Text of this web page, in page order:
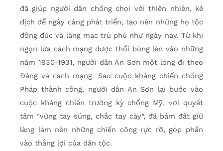
đã giúp người dân chống chọi với thiên nhiên, kẻ
địch để ngày càng phát triển, tạo nên những họ tộc
đông đúc và làng mạc trù phú như ngày nay. Từ khi
ngọn lửa cách mạng được thổi bùng lên vào những
năm 1930-1931, người dân An Sơn một lòng đi theo
Đảng và cách mạng. Sau cuộc kháng chiến chống
Pháp thành công, người dân An Sơn lại bước vào
cuộc kháng chiến trường kỳ chống Mỹ, với quyết
tâm “vững tay súng, chắc tay cày”, đã bám đất giữ
làng làm nên những chiến công rực rỡ, góp phần
vào thắng lợi của dân tộc.